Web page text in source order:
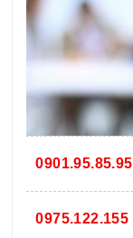
0901.95.85.95
0975.122.155